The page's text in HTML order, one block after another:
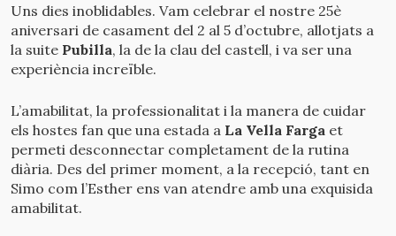
Uns dies inoblidables. Vam celebrar el nostre 25è
aniversari de casament del 2 al 5 d’octubre, allotjats a
la suite Pubilla, la de la clau del castell, i va ser una
experiència increïble.
L’amabilitat, la professionalitat i la manera de cuidar
els hostes fan que una estada a La Vella Farga et
permeti desconnectar completament de la rutina
diària. Des del primer moment, a la recepció, tant en
Simo com l’Esther ens van atendre amb una exquisida
amabilitat.